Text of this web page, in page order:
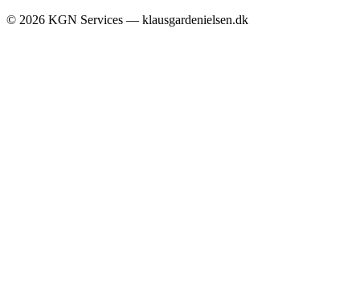
© 2026 KGN Services — klausgardenielsen.dk